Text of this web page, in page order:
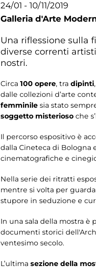
24/01 - 10/11/2019
Galleria d'Arte
Una riflessione sulla
diverse correnti
nostri.
Circa 100 opere, tra dipinti,
dalle collezioni d’arte
femminile sia stato
soggetto misterioso che
Il percorso espositivo è
dalla Cineteca di Bologna
cinematografiche e
Nella serie dei ritratti
mentre si volta per
stupore in seduzione e
In una sala della mostra
documenti storici
ventesimo secolo.
L’ultima sezione della